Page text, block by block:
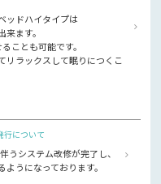
ドハイタイプは
ます。
ことも可能です。
リラックスして眠りにつくこ
行について
うシステム改修が完了し、
うになっております。